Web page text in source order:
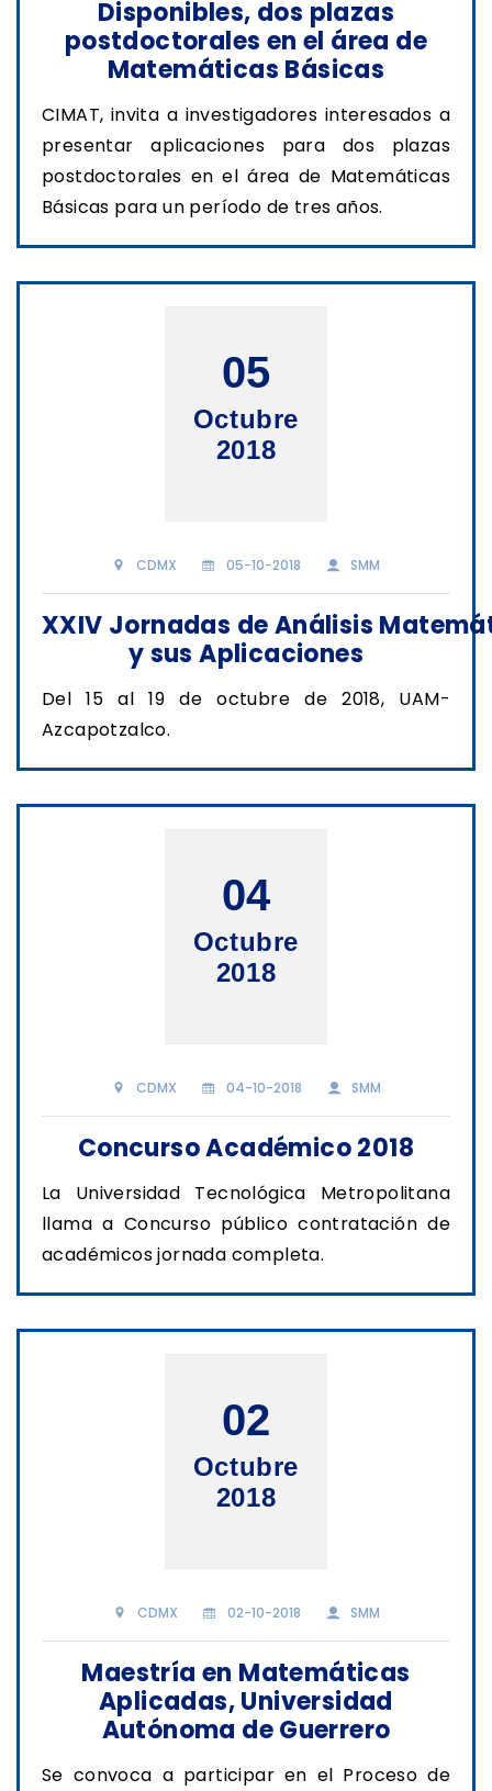
Disponibles, dos plazas
postdoctorales en el área de
Matemáticas Básicas
CIMAT, invita a investigadores interesados a
presentar aplicaciones para dos plazas
postdoctorales en el área de Matemáticas
Básicas para un período de tres años.
05
Octubre
2018
CDMX 05-10-2018 SMM
XXIV Jornadas de Análisis
y sus Aplicaciones
Del 15 al 19 de octubre de 2018, UAM-
Azcapotzalco.
04
Octubre
2018
CDMX 04-10-2018 SMM
Concurso Académico 2018
La Universidad Tecnológica Metropolitana
llama a Concurso público contratación de
académicos jornada completa.
02
Octubre
2018
CDMX 02-10-2018 SMM
Maestría en Matemáticas
Aplicadas, Universidad
Autónoma de Guerrero
Se convoca a participar en el Proceso de